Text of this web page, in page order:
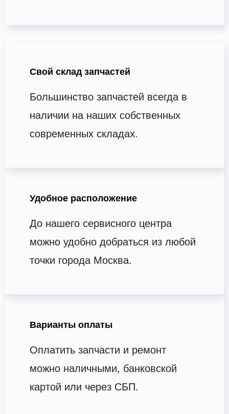
Свой склад запчастей
Большинство запчастей всегда в
наличии на наших собственных
современных складах.
Удобное расположение
До нашего сервисного центра
можно удобно добраться из любой
точки города Москва.
Варианты оплаты
Оплатить запчасти и ремонт
можно наличными, банковской
картой или через СБП.